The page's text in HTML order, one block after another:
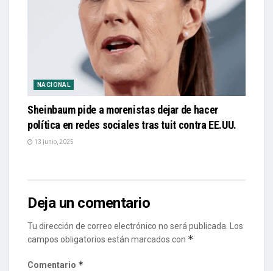
NACIONAL
Sheinbaum pide a morenistas dejar de hacer
política en redes sociales tras tuit contra EE.UU.
13 junio, 2025
Deja un comentario
Tu dirección de correo electrónico no será publicada.
Los
campos obligatorios están marcados con *
Comentario *